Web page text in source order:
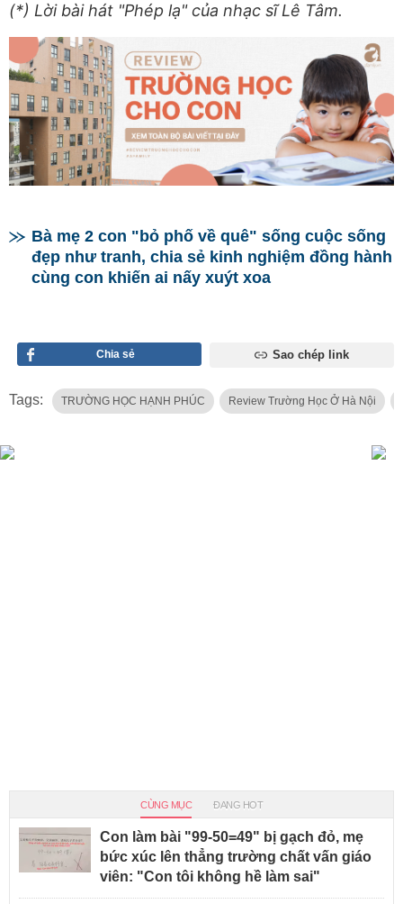
(*) Lời bài hát "Phép lạ" của nhạc sĩ Lê Tâm.
Bà mẹ 2 con "bỏ phố về quê" sống cuộc sống
đẹp như tranh, chia sẻ kinh nghiệm đồng hành
cùng con khiến ai nấy xuýt xoa
Chia sẻ Sao chép link
Tags: TRƯỜNG HỌC HẠNH PHÚC Review Trường Học Ở Hà Nội
CÙNG MỤC ĐANG HOT
Con làm bài "99-50=49" bị gạch đỏ, mẹ
bức xúc lên thẳng trường chất vấn giáo
viên: "Con tôi không hề làm sai"